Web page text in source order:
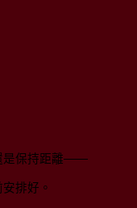
是保持距離——
排好。